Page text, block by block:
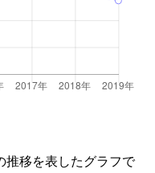
推移を表したグラフで